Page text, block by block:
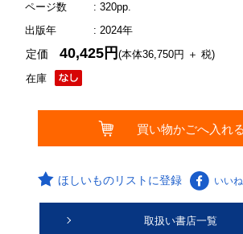
ページ数
: 320pp.
出版年
: 2024年
在庫
定価40,425円(本体36,750円 ＋ 税)
ほしいものリストに登録 いいね
取扱い書店一覧